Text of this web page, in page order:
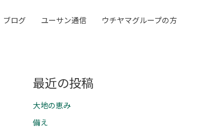
ブログ ユーサン通信 ウチヤマグループの方
最近の投稿
大地の恵み
備え